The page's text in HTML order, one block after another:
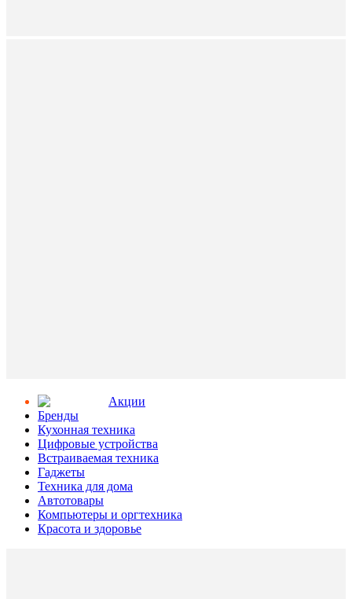
Aкции
Бренды
Кухонная техника
Цифровые устройства
Встраиваемая техника
Гаджеты
Техника для дома
Автотовары
Компьютеры и оргтехника
Красота и здоровье